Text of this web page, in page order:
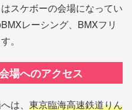
スケボーの会場になってい
レーシング、BMXフリ
。
場へのアクセス
は、 東京臨海高速鉄道りん